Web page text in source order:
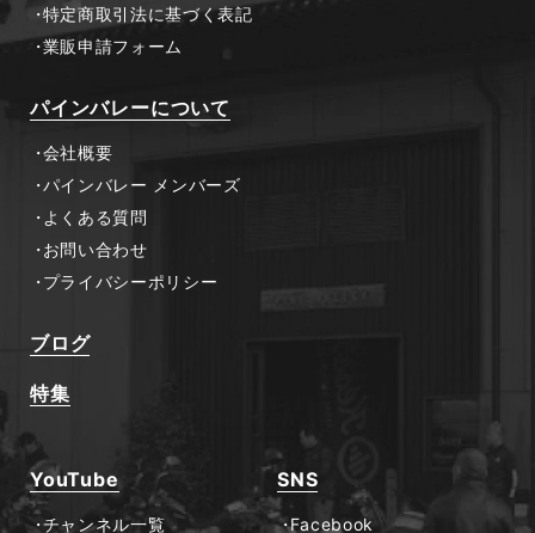
特定商取引法に基づく表記
業販申請フォーム
パインバレーについて
会社概要
パインバレー メンバーズ
よくある質問
お問い合わせ
プライバシーポリシー
ブログ
特集
YouTube
チャンネル一覧
SNS
Facebook